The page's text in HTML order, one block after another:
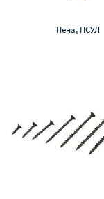
Пена, ПСУЛ